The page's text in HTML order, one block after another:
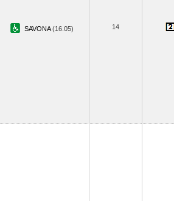
SAVONA(16.05) 14